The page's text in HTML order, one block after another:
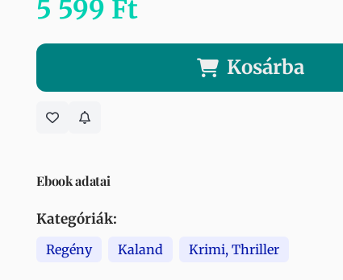
5 599 Ft
Kosárba
Ebook adatai
Kategóriák:
Regény Kaland Krimi, Thriller